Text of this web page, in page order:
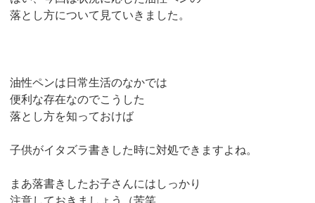
落とし方について見ていきました。
油性ペンは日常生活のなかでは
便利な存在なのでこうした
落とし方を知っておけば
子供がイタズラ書きした時に対処できますよね。
まあ落書きしたお子さんにはしっかり
注意しておきましょう（苦笑